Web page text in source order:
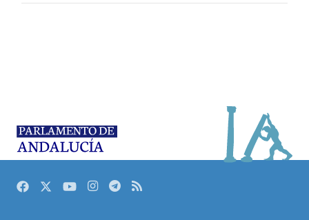
FacebookTwitterYoutubeInstagram
Telegram
RSS